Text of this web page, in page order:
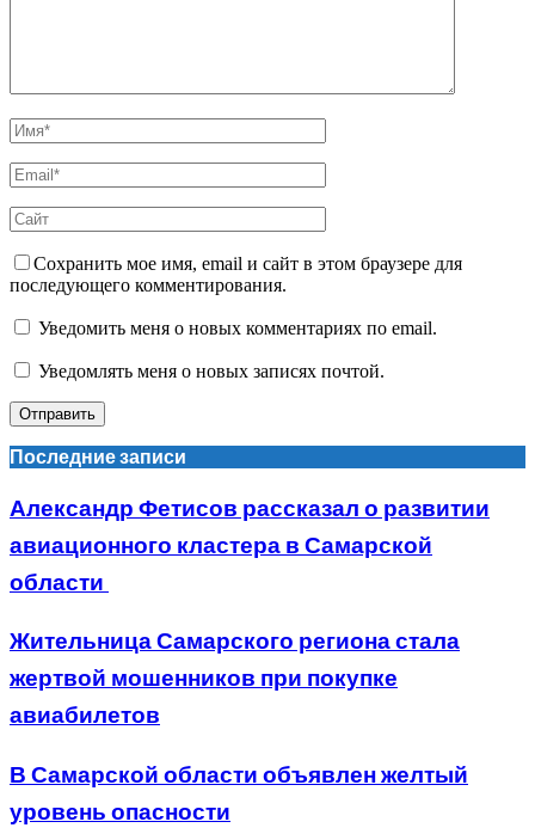
Сохранить мое имя, email и сайт в этом браузере для
последующего комментирования.
Уведомить меня о новых комментариях по email.
Уведомлять меня о новых записях почтой.
Последние записи
Александр Фетисов рассказал о развитии
авиационного кластера в Самарской
области
Жительница Самарского региона стала
жертвой мошенников при покупке
авиабилетов
В Самарской области объявлен желтый
уровень опасности